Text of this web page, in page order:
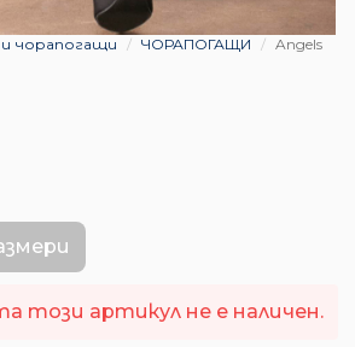
чорапогащи ЧОРАПОГАЩИ Angels
този артикул не е наличен.